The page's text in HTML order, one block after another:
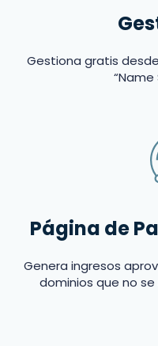
Gestiona gratis
“Name
Página de
Genera ingresos
dominios que no